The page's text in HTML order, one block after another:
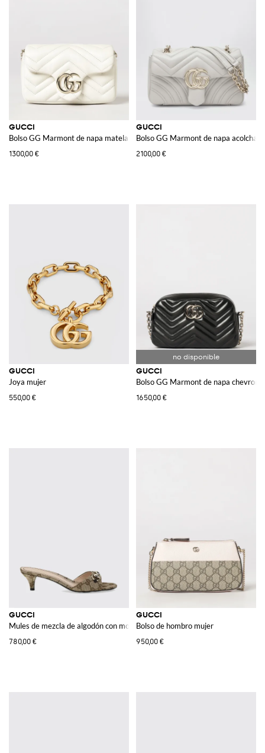
GUCCI
Bolso GG Marmont de napa matelassé
1300,00 €
GUCCI
Bolso GG Marmont de napa
2100,00 €
GUCCI
Joya mujer
550,00 €
GUCCI
Bolso GG Marmont de napa chevron
1650,00 €
GUCCI
Mules de mezcla de algodón con monograma GG jacquard
780,00 €
GUCCI
Bolso de hombro mujer
950,00 €